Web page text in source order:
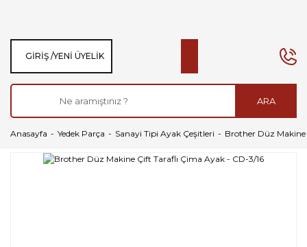
ARA
GIRIŞ /YENI ÜYELIK
Anasayfa Yedek Parça Sanayi Tipi Ayak Çeşitleri Brother Düz Makine